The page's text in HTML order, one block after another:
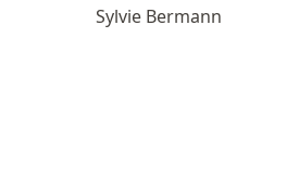
Sylvie Bermann